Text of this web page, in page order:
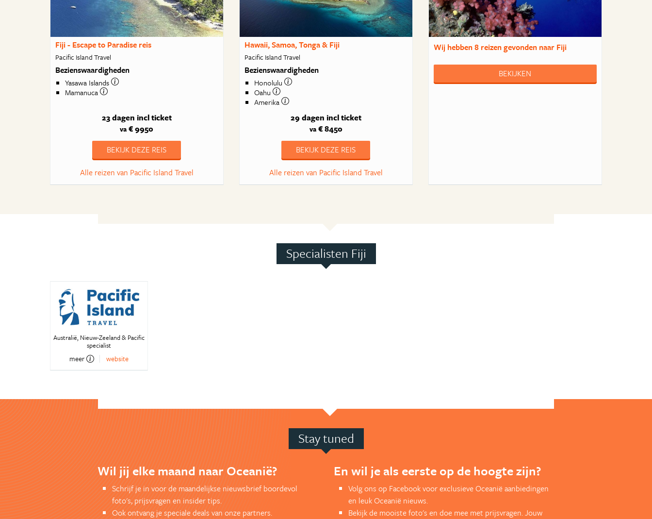
Fiji - Escape to Paradise reis
Pacific Island Travel
Bezienswaardigheden
Yasawa Islands
Mamanuca
23 dagen incl ticket
va € 9950
BEKIJK DEZE REIS
Alle reizen van Pacific Island Travel
Hawaii, Samoa, Tonga & Fiji
Pacific Island Travel
Bezienswaardigheden
Honolulu
Oahu
Amerika
29 dagen incl ticket
va€ 8450
BEKIJK DEZE REIS
Alle reizen van Pacific Island Travel
Wij hebben8 reizengevonden naar Fiji
BEKIJKEN
Specialisten Fiji
Australië, Nieuw-Zeeland & Pacific
specialist
meer website
Stay tuned
Wil jij elke maand naar Oceanië?
Schrijf je in voor de maandelijkse nieuwsbrief boordevol
foto's, prijsvragen en insider tips.
Ook ontvang je speciale deals van onze partners.
En wil je als eerste op de hoogte zijn?
Volg ons op Facebook voor exclusieve Oceanië aanbiedingen
en leuk Oceanië nieuws.
Bekijk de mooiste foto's en doe mee met prijsvragen. Jouw